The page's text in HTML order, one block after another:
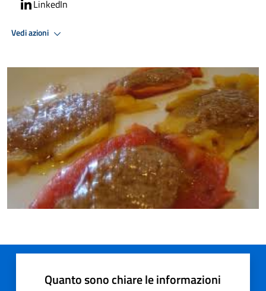
LinkedIn
Vedi azioni
Quanto sono chiare le informazioni